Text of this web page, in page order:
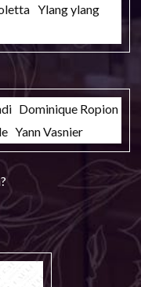
Ylang ylang
Dominique Ropion
Yann Vasnier